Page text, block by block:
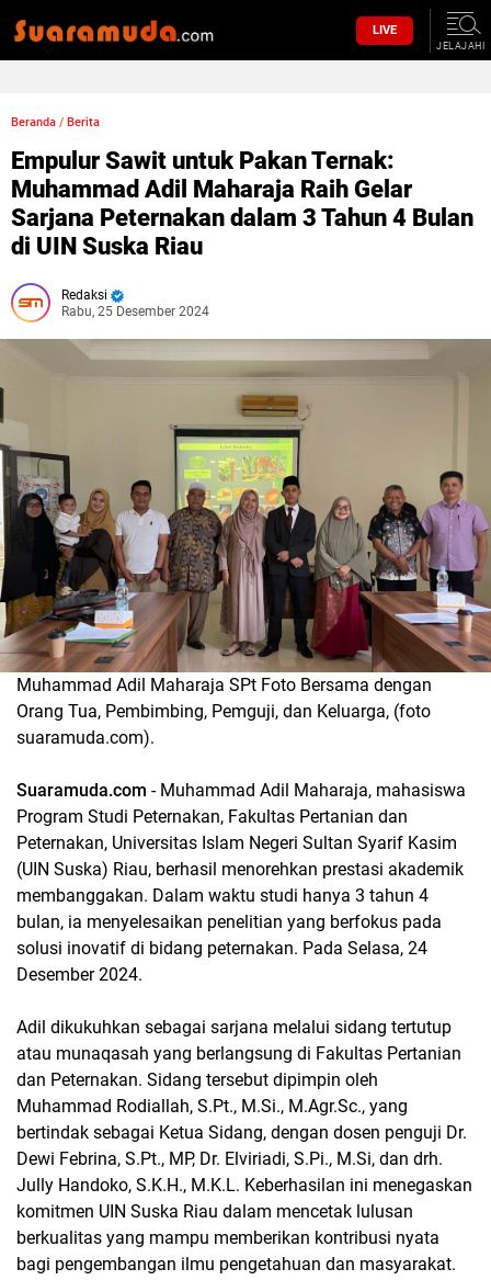
LIVE
JELAJAHI
Beranda / Berita
Empulur Sawit untuk Pakan Ternak:
Muhammad Adil Maharaja Raih Gelar
Sarjana Peternakan dalam 3 Tahun 4 Bulan
di UIN Suska Riau
Redaksi
Rabu, 25 Desember 2024
Muhammad Adil Maharaja SPt Foto Bersama dengan
Orang Tua, Pembimbing, Pemguji, dan Keluarga, (foto
suaramuda.com).
Suaramuda.com - Muhammad Adil Maharaja, mahasiswa
Program Studi Peternakan, Fakultas Pertanian dan
Peternakan, Universitas Islam Negeri Sultan Syarif Kasim
(UIN Suska) Riau, berhasil menorehkan prestasi akademik
membanggakan. Dalam waktu studi hanya 3 tahun 4
bulan, ia menyelesaikan penelitian yang berfokus pada
solusi inovatif di bidang peternakan. Pada Selasa, 24
Desember 2024.
Adil dikukuhkan sebagai sarjana melalui sidang tertutup
atau munaqasah yang berlangsung di Fakultas Pertanian
dan Peternakan. Sidang tersebut dipimpin oleh
Muhammad Rodiallah, S.Pt., M.Si., M.Agr.Sc., yang
bertindak sebagai Ketua Sidang, dengan dosen penguji Dr.
Dewi Febrina, S.Pt., MP, Dr. Elviriadi, S.Pi., M.Si, dan drh.
Jully Handoko, S.K.H., M.K.L. Keberhasilan ini menegaskan
komitmen UIN Suska Riau dalam mencetak lulusan
berkualitas yang mampu memberikan kontribusi nyata
bagi pengembangan ilmu pengetahuan dan masyarakat.